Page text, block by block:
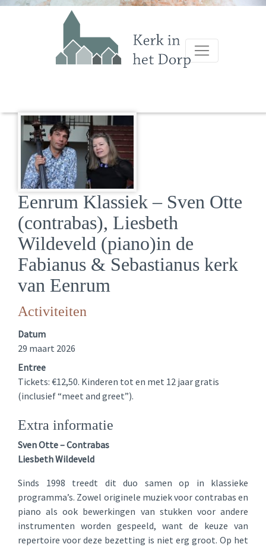
Eenrum Klassiek – Sven Otte
(contrabas), Liesbeth
Wildeveld (piano)in de
Fabianus & Sebastianus kerk
van Eenrum
Activiteiten
Datum
29 maart 2026
Entree
Tickets: €12,50. Kinderen tot en met 12 jaar gratis
(inclusief “meet and greet”).
Extra informatie
Sven Otte – Contrabas
Liesbeth Wildeveld
Sinds 1998 treedt dit duo samen op in klassieke
programma’s. Zowel originele muziek voor contrabas en
piano als ook bewerkingen van stukken voor andere
instrumenten worden gespeeld, want de keuze van
repertoire voor deze bezetting is niet erg groot. Op het